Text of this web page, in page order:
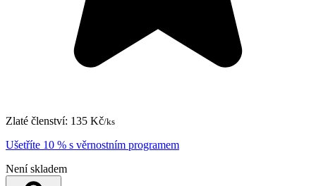
Zlaté členství: 135 Kč/ks
Ušetříte 10 % s věrnostním programem
Není skladem